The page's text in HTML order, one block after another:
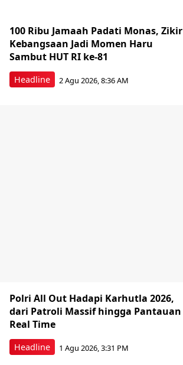
Headline
100 Ribu Jamaah Padati Monas, Zikir
Kebangsaan Jadi Momen Haru
Sambut HUT RI ke-81
2 Agu 2026, 8:36 AM
Headline
Polri All Out Hadapi Karhutla 2026,
dari Patroli Massif hingga Pantauan
Real Time
1 Agu 2026, 3:31 PM